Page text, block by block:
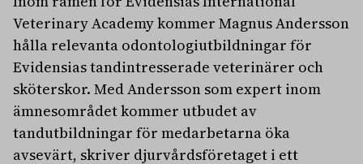
Veterinary Academy kommer Magnus Andersson
hålla relevanta odontologiutbildningar för
Evidensias tandintresserade veterinärer och
sköterskor. Med Andersson som expert inom
ämnesområdet kommer utbudet av
tandutbildningar för medarbetarna öka
avsevärt, skriver djurvårdsföretaget i ett